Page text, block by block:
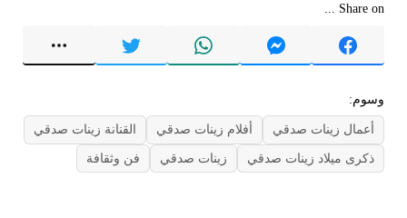
Share on ...
وسوم:
أعمال زينات صدقي أفلام زينات صدقي
القنانة زينات صدقي
ذكرى ميلاد زينات صدقي
زينات صدقي فن وثقافة